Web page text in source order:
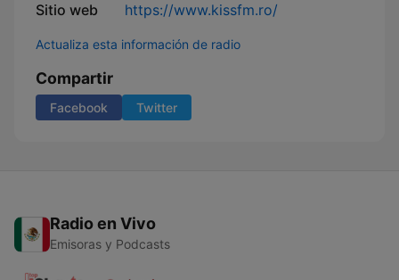
Sitio web https://www.kissfm.ro/
Actualiza esta información de radio
Compartir
Facebook Twitter
Radio en Vivo
Emisoras y Podcasts